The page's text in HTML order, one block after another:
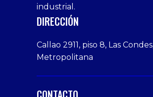
bonusu
veren
Amateur
Porn
Xxx
Indian
Big
Butt
industrial.
DIRECCIÓN
Callao 2911, piso 8, Las
Metropolitana